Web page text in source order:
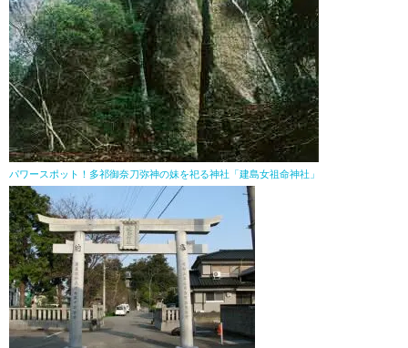
パワースポット！多祁御奈刀弥神の妹を祀る神社「建島女祖命神社」